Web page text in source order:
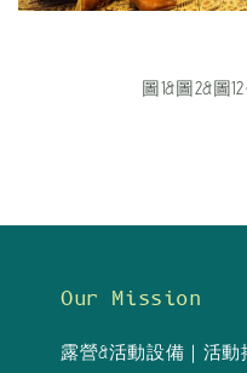
圖1&圖2&圖
Our Mission
露營&活動設備｜活動